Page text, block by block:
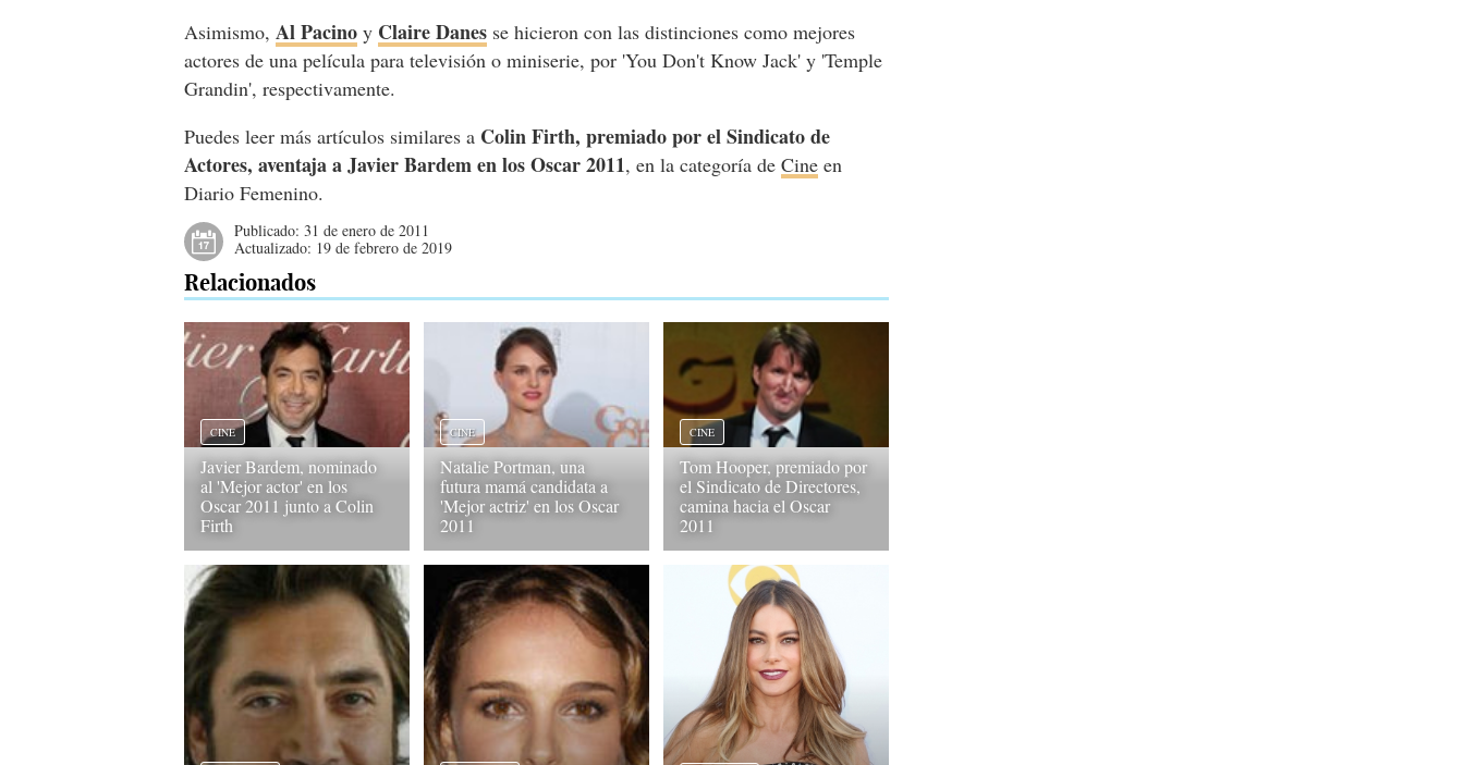
Asimismo,Al Pacino y Claire Danes se hicieron con las distinciones como mejores
actores de una película para televisión o miniserie, por 'You Don't Know Jack' y 'Temple
Grandin', respectivamente.
Puedes leer más artículos similares a Colin Firth, premiado por el Sindicato de
Actores, aventaja a Javier Bardem en los Oscar 2011, en la categoría deCine en
Diario Femenino.
Publicado:31 de enero de 2011
Actualizado: 19 de febrero de 2019
Relacionados
CINE
Javier Bardem, nominado
al 'Mejor actor' en los
Oscar 2011 junto a Colin
Firth
CINE
Natalie Portman, una
futura mamá candidata a
'Mejor actriz' en los Oscar
2011
CINE
Tom Hooper, premiado por
el Sindicato de Directores,
camina hacia el Oscar
2011